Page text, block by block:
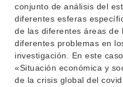
ENSEÑANZA
INVESTIGACIÓN
EXTENSIÓN
EVA FCS
OFERTA DE GRADO
POSGRADOS
EDUCACIÓN PERMANENTE
conjunto de análisis del
diferentes esferas
de las diferentes áreas de
diferentes problemas en
investigación. En este
«Situación económica y
de la crisis global del